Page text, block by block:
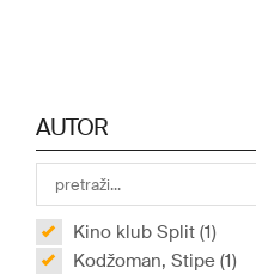
AUTOR
Kino klub Split (1)
Kodžoman, Stipe (1)